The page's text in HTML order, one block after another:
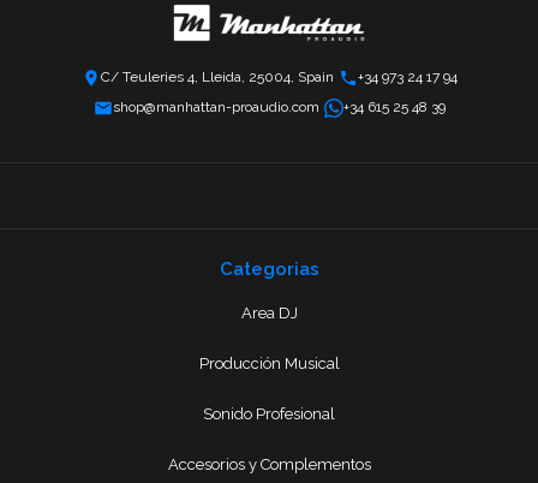
C/ Teuleries 4, Lleida, 25004, Spain
+34 973 24 17 94
shop@manhattan-proaudio.com
+34 615 25 48 39
Categorias
Area DJ
Producción Musical
Sonido Profesional
Accesorios y Complementos